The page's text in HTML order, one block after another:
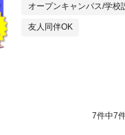
オープンキャンパス/学校
友人同伴OK
7件中7